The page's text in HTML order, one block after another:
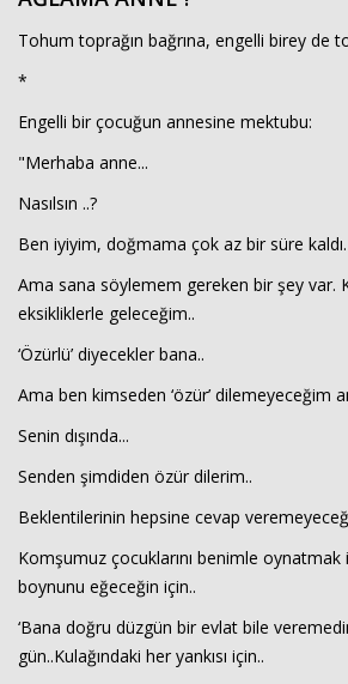
Tohum toprağın bağrına, engelli birey de
*
Engelli bir çocuğun annesine mektubu:
"Merhaba anne...
Nasılsın ..?
Ben iyiyim, doğmama çok az bir süre kaldı.
Ama sana söylemem gereken bir şey var.
eksikliklerle geleceğim..
‘Özürlü’ diyecekler bana..
Ama ben kimseden ‘özür’ dilemeyeceğim
Senin dışında...
Senden şimdiden özür dilerim..
Beklentilerinin hepsine cevap
Komşumuz çocuklarını benimle
boynunu eğeceğin için..
‘Bana doğru düzgün bir evlat bile
gün..Kulağındaki her yankısı için..